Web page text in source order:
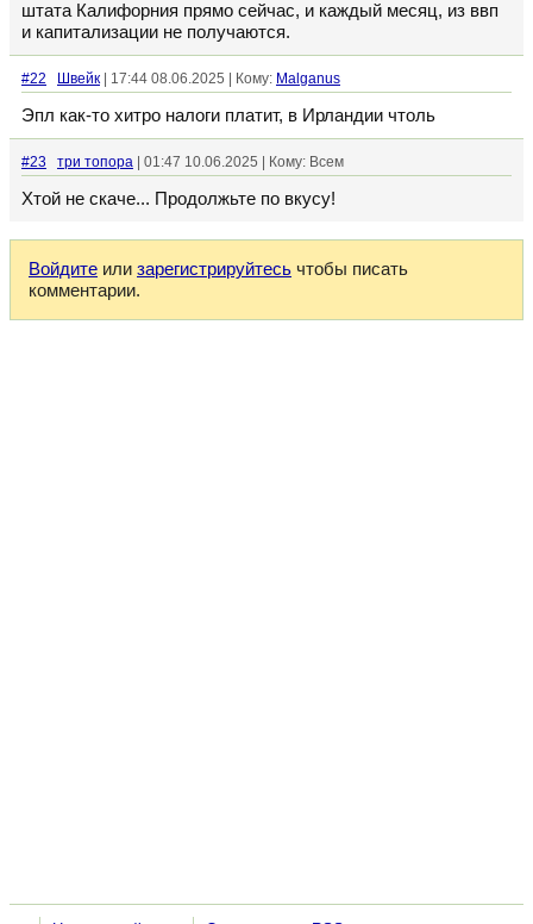
штата Калифорния прямо сейчас, и каждый месяц, из ввп
и капитализации не получаются.
#22 Швейк | 17:44 08.06.2025 | Кому: Malganus
Эпл как-то хитро налоги платит, в Ирландии чтоль
#23 три топора | 01:47 10.06.2025 | Кому: Всем
Хтой не скаче... Продолжьте по вкусу!
Войдите или зарегистрируйтесь чтобы писать
комментарии.